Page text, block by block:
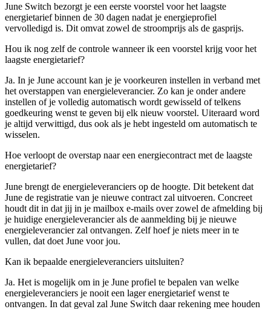
June Switch bezorgt je een eerste voorstel voor het laagste
energietarief binnen de 30 dagen nadat je energieprofiel
vervolledigd is. Dit omvat zowel de stroomprijs als de gasprijs.
Hou ik nog zelf de controle wanneer ik een voorstel krijg voor het
laagste energietarief?
Ja. In je June account kan je je voorkeuren instellen in verband met
het overstappen van energieleverancier. Zo kan je onder andere
instellen of je volledig automatisch wordt gewisseld of telkens
goedkeuring wenst te geven bij elk nieuw voorstel. Uiteraard word
je altijd verwittigd, dus ook als je hebt ingesteld om automatisch te
wisselen.
Hoe verloopt de overstap naar een energiecontract met de laagste
energietarief?
June brengt de energieleveranciers op de hoogte. Dit betekent dat
June de registratie van je nieuwe contract zal uitvoeren. Concreet
houdt dit in dat jij in je mailbox e-mails over zowel de afmelding bij
je huidige energieleverancier als de aanmelding bij je nieuwe
energieleverancier zal ontvangen. Zelf hoef je niets meer in te
vullen, dat doet June voor jou.
Kan ik bepaalde energieleveranciers uitsluiten?
Ja. Het is mogelijk om in je June profiel te bepalen van welke
energieleveranciers je nooit een lager energietarief wenst te
ontvangen. In dat geval zal June Switch daar rekening mee houden